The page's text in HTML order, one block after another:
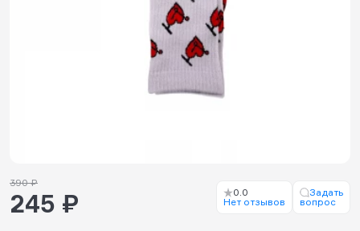
390 ₽
245 ₽
0.0
Нет отзывов
Задать
вопрос